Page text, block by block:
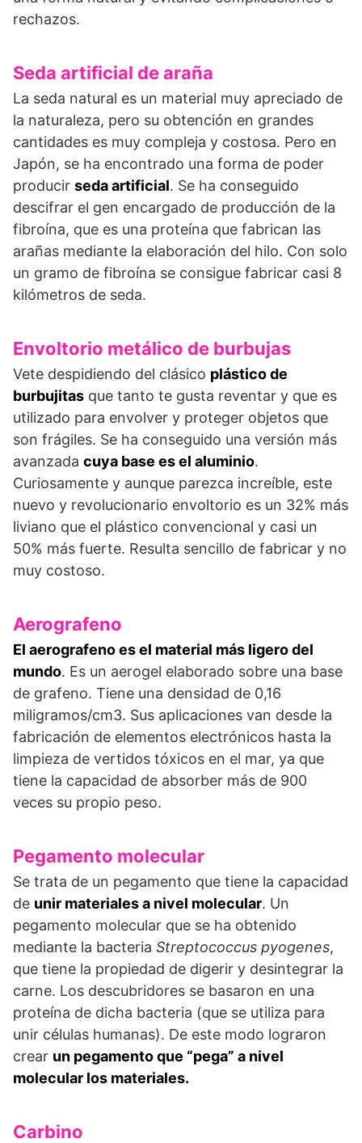
rechazos.
Seda artificial de araña
La seda natural es un material muy apreciado de
la naturaleza, pero su obtención en grandes
cantidades es muy compleja y costosa. Pero en
Japón, se ha encontrado una forma de poder
producir seda artificial. Se ha conseguido
descifrar el gen encargado de producción de la
fibroína, que es una proteína que fabrican las
arañas mediante la elaboración del hilo. Con solo
un gramo de fibroína se consigue fabricar casi 8
kilómetros de seda.
Envoltorio metálico de burbujas
Vete despidiendo del clásico plástico de
burbujitas que tanto te gusta reventar y que es
utilizado para envolver y proteger objetos que
son frágiles. Se ha conseguido una versión más
avanzada cuya base es el aluminio.
Curiosamente y aunque parezca increíble, este
nuevo y revolucionario envoltorio es un 32% más
liviano que el plástico convencional y casi un
50% más fuerte. Resulta sencillo de fabricar y no
muy costoso.
Aerografeno
El aerografeno es el material más ligero del
mundo. Es un aerogel elaborado sobre una base
de grafeno. Tiene una densidad de 0,16
miligramos/cm3. Sus aplicaciones van desde la
fabricación de elementos electrónicos hasta la
limpieza de vertidos tóxicos en el mar, ya que
tiene la capacidad de absorber más de 900
veces su propio peso.
Pegamento molecular
Se trata de un pegamento que tiene la capacidad
de unir materiales a nivel molecular. Un
pegamento molecular que se ha obtenido
mediante la bacteria Streptococcus pyogenes,
que tiene la propiedad de digerir y desintegrar la
carne. Los descubridores se basaron en una
proteína de dicha bacteria (que se utiliza para
unir células humanas). De este modo lograron
crear un pegamento que “pega” a nivel
molecular los materiales.
Carbino